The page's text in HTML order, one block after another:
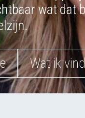
wat dat
Wat ik vind